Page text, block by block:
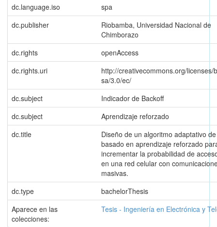
dc.language.iso
spa
dc.publisher
Riobamba, Universidad Nacional de
Chimborazo
dc.rights
openAccess
dc.rights.uri
http://creativecommons.org/licenses/
sa/3.0/ec/
dc.subject
Indicador de Backoff
dc.subject
Aprendizaje reforzado
dc.title
Diseño de un algoritmo adaptativo
basado en aprendizaje reforzado
incrementar la probabilidad de
en una red celular con
masivas.
dc.type
bachelorThesis
Aparece en las
colecciones:
Tesis - Ingeniería en Electrónica y